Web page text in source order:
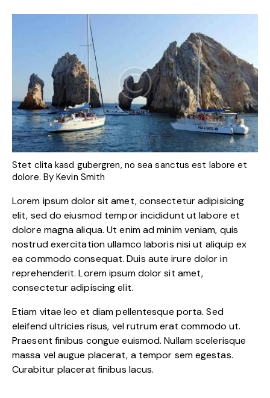
Stet clita kasd gubergren, no sea sanctus est labore et
dolore. ByKevin Smith
Lorem ipsum dolor sit amet, consectetur adipisicing
elit, sed do eiusmod tempor incididunt ut labore et
dolore magna aliqua. Ut enim ad minim veniam, quis
nostrud exercitation ullamco laboris nisi ut aliquip ex
ea commodo consequat. Duis aute irure dolor in
reprehenderit. Lorem ipsum dolor sit amet,
consectetur adipiscing elit.
Etiam vitae leo et diam pellentesque porta. Sed
eleifend ultricies risus, vel rutrum erat commodo ut.
Praesent finibus congue euismod. Nullam scelerisque
massa vel augue placerat, a tempor sem egestas.
Curabitur placerat finibus lacus.